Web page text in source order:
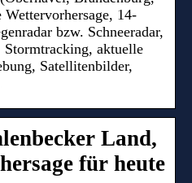
14-
bzw. Schneeradar,
Stormtracking, aktuelle
Satellitenbilder,
Land,
für heute